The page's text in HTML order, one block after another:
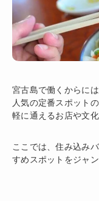
宮古島で働くからに
人気の定番スポット
軽に通えるお店や文
ここでは、住み込み
すめスポットをジャ